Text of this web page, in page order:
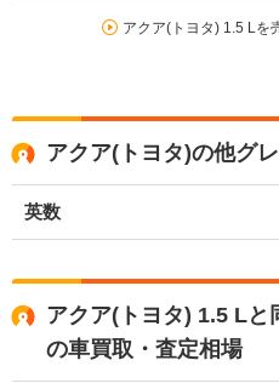
アクア(トヨタ) 1.5 Lを
アクア(トヨタ)の他グ
英数
アクア(トヨタ) 1.5 Lと
の車買取・査定相場